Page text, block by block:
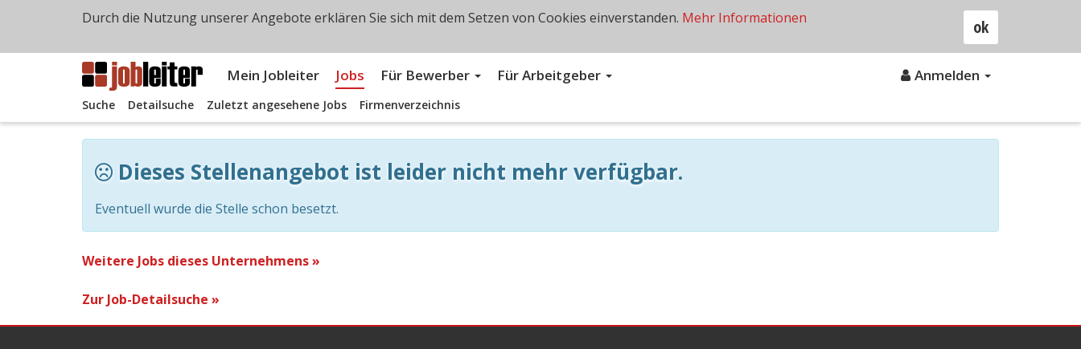
Mein Jobleiter Jobs Für Bewerber Für Arbeitgeber Anmelden
Suche Detailsuche Zuletzt angesehene Jobs Firmenverzeichnis
Dieses Stellenangebot ist leider nicht mehr verfügbar.
Eventuell wurde die Stelle schon besetzt.
Weitere Jobs dieses Unternehmens »
Zur Job-Detailsuche »
ok
Durch die Nutzung unserer Angebote erklären Sie sich mit dem Setzen von Cookies einverstanden. Mehr Informationen